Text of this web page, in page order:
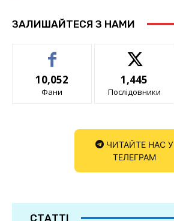
ЗАЛИШАЙТЕСЯ З НАМИ
10,052
Фани
1,445
Послідовники
ЧИТАЙТЕ НАС У
ТЕЛЕГРАМ
СТАТТІ